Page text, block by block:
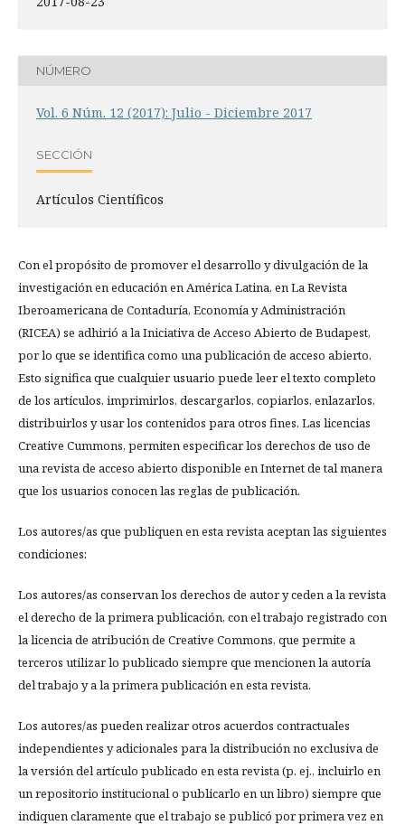
NÚMERO
Vol. 6 Núm. 12 (2017): Julio - Diciembre 2017
SECCIÓN
Artículos Científicos
Con el propósito de promover el desarrollo y divulgación de la
investigación en educación en América Latina, en La Revista
Iberoamericana de Contaduría, Economía y Administración
(RICEA) se adhirió a la Iniciativa de Acceso Abierto de Budapest,
por lo que se identifica como una publicación de acceso abierto.
Esto significa que cualquier usuario puede leer el texto completo
de los artículos, imprimirlos, descargarlos, copiarlos, enlazarlos,
distribuirlos y usar los contenidos para otros fines. Las licencias
Creative Cummons, permiten especificar los derechos de uso de
una revista de acceso abierto disponible en Internet de tal manera
que los usuarios conocen las reglas de publicación.
Los autores/as que publiquen en esta revista aceptan las siguientes
condiciones:
Los autores/as conservan los derechos de autor y ceden a la revista
el derecho de la primera publicación, con el trabajo registrado con
la licencia de atribución de Creative Commons, que permite a
terceros utilizar lo publicado siempre que mencionen la autoría
del trabajo y a la primera publicación en esta revista.
Los autores/as pueden realizar otros acuerdos contractuales
independientes y adicionales para la distribución no exclusiva de
la versión del artículo publicado en esta revista (p. ej., incluirlo en
un repositorio institucional o publicarlo en un libro) siempre que
indiquen claramente que el trabajo se publicó por primera vez en